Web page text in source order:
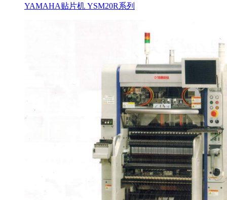
YAMAHA贴片机 YSM20R系列